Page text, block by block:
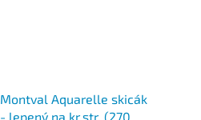
Montval Aquarelle skicák
- lepený na kr.str. (270